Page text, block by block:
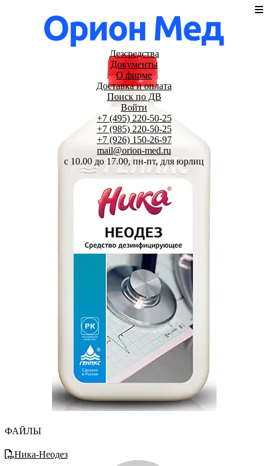
Дезсредства
Документы
О фирме
Доставка и оплата
Поиск по ДВ
Войти
+7 (495) 220-50-25
+7 (985) 220-50-25
+7 (926) 150-26-97
mail@orion-med.ru
c 10.00 до 17.00, пн-пт, для юрлиц
ФАЙЛЫ
Ника-Неодез